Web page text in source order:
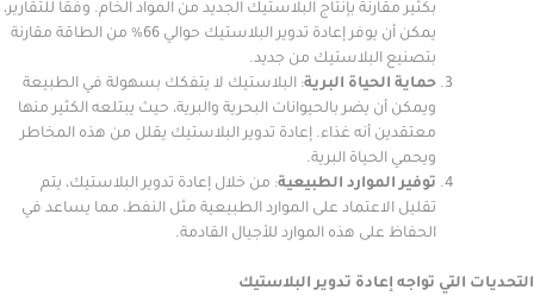
بكثير مقارنة بإنتاج البلاستيك الجديد من المواد الخام. وفقًا للتقارير،
يمكن أن يوفر إعادة تدوير البلاستيك حوالي 66% من الطاقة مقارنة
بتصنيع البلاستيك من جديد.
حماية الحياة البرية: البلاستيك لا يتفكك بسهولة في الطبيعة
ويمكن أن يضر بالحيوانات البحرية والبرية، حيث يبتلعه الكثير منها
معتقدين أنه غذاء. إعادة تدوير البلاستيك يقلل من هذه المخاطر
ويحمي الحياة البرية.
توفير الموارد الطبيعية : من خلال إعادة تدوير البلاستيك، يتم
تقليل الاعتماد على الموارد الطبيعية مثل النفط، مما يساعد في
الحفاظ على هذه الموارد للأجيال القادمة.
تواجه إعادة تدوير البلاستيك